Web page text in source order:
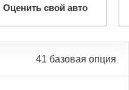
Оценить свой авто
41 базовая опция